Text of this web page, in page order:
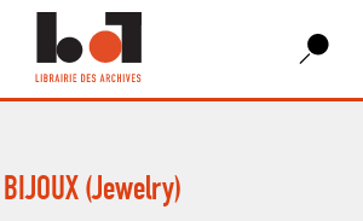
BIJOUX (Jewelry)